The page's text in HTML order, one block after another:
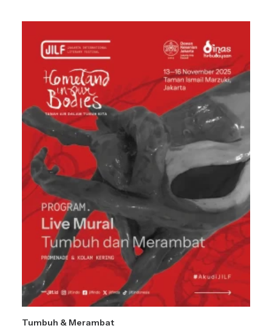
Tumbuh & Merambat